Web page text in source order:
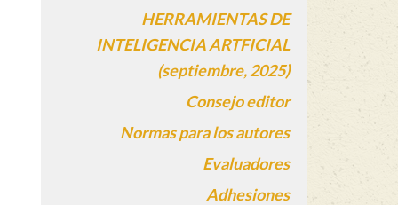
HERRAMIENTAS DE
INTELIGENCIA ARTFICIAL
(septiembre, 2025)
Consejo editor
Normas para los autores
Evaluadores
Adhesiones